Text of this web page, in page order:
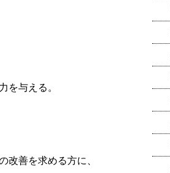
を与える。
改善を求める方に、